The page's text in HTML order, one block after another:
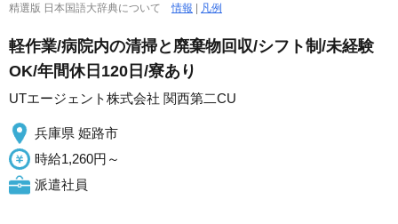
精選版 日本国語大辞典について情報 | 凡例
軽作業/病院内の清掃と廃棄物回収/シフト制/未経験
OK/年間休日120日/寮あり
UTエージェント株式会社 関西第二CU
兵庫県 姫路市
時給1,260円～
派遣社員